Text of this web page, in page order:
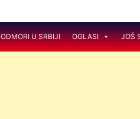
ODMORI U SRBIJI OGLASI JOŠ